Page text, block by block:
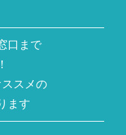
口まで
スメの
ます